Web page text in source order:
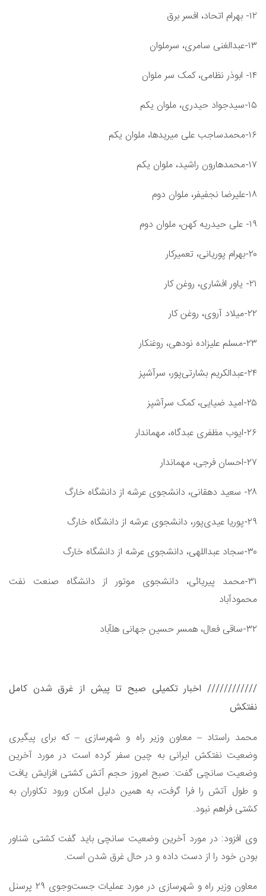
۱۲- بهرام اتحاد، افسر برق
۱۳-عبدالغنی سامری، سرملوان
۱۴- ابوذر نظامی، کمک سر ملوان
۱۵-سیدجواد حیدری، ملوان یکم
۱۶-محمدساجب علی میریدها، ملوان یکم
۱۷-محمدهارون راشید، ملوان یکم
۱۸-علیرضا نجفی‎فر، ملوان دوم
۱۹- علی حیدریه کهن، ملوان دوم
۲۰-بهرام پوریانی، تعمیرکار
۲۱- یاور افشاری، روغن کار
۲۲-میلاد آروی، روغن کار
۲۳-مسلم علیزاده نودهی، روغن‎کار
۲۴-عبدالکریم بشارتی‌پور، سرآشپز
۲۵-امید ضیایی، کمک سرآشپز
۲۶-ایوب مظفری عبدگاه، مهماندار
۲۷-احسان فرجی، مهماندار
۲۸- سعید دهقانی، دانشجوی عرشه از دانشگاه خارگ
۲۹-پوریا عیدی‌پور، دانشجوی عرشه از دانشگاه خارگ
۳۰-سجاد عبداللهی، دانشجوی عرشه از دانشگاه خارگ
۳۱-محمد پیریائی، دانشجوی موتور از دانشگاه صنعت نفت
محمودآباد
۳۲-ساقی فعال، همسر حسین جهانی هل‎آباد
//////////// اخبار تکمیلی صبح تا پیش از غرق شدن کامل
نفتکش
محمد راستاد – معاون وزیر راه و شهرسازی – که برای پیگیری
وضعیت نفتکش ایرانی به چین سفر کرده است در مورد آخرین
وضعیت سانچی گفت: صبح امروز حجم آتش کشتی افزایش یافت
و طول آتش را فرا گرفت، به همین دلیل امکان ورود تکاوران به
کشتی فراهم نبود.
وی افزود: در مورد آخرین وضعیت سانچی باید گفت کشتی شناور
بودن خود را از دست داده و در حال غرق شدن است.
معاون وزیر راه و شهرسازی در مورد عملیات جست‌وجوی ۲۹ پرسنل